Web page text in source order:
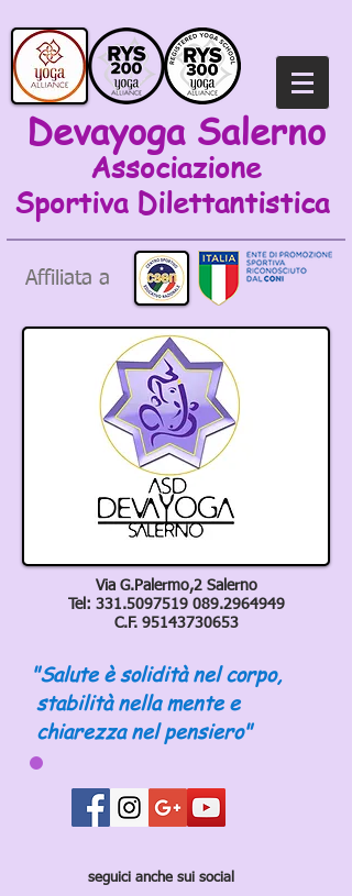
Devayoga Salerno
Associazione
Sportiva Dilettantistica
Affiliata a
Via G.Palermo,2 Salerno
Tel: 331.5097519 089.2964949
C.F. 95143730653
"Salute è solidità nel corpo,
stabilità nella mente e
chiarezza nel pensiero"
seguici anche sui social